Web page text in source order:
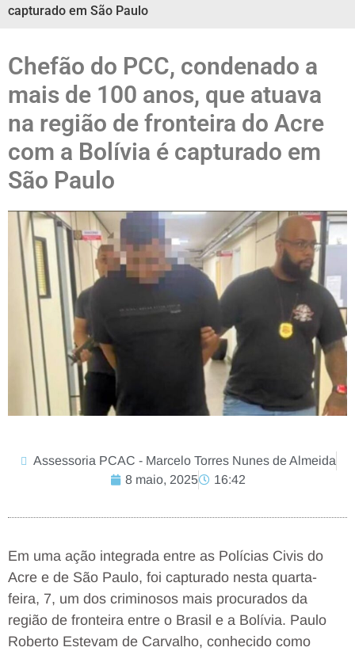
capturado em São Paulo
Chefão do PCC, condenado a
mais de 100 anos, que atuava
na região de fronteira do Acre
com a Bolívia é capturado em
São Paulo
Assessoria PCAC - Marcelo Torres Nunes de Almeida
8 maio, 2025
16:42
Em uma ação integrada entre as Polícias Civis do
Acre e de São Paulo, foi capturado nesta quarta-
feira, 7, um dos criminosos mais procurados da
região de fronteira entre o Brasil e a Bolívia. Paulo
Roberto Estevam de Carvalho, conhecido como